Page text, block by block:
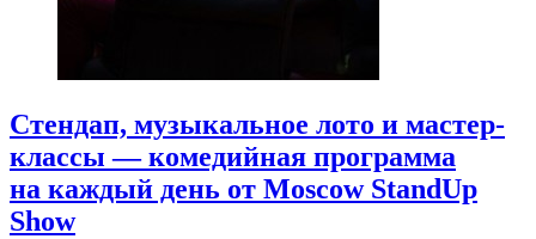
Стендап, музыкальное лото и мастер-
классы — комедийная программа
на каждый день от Moscow StandUp
Show